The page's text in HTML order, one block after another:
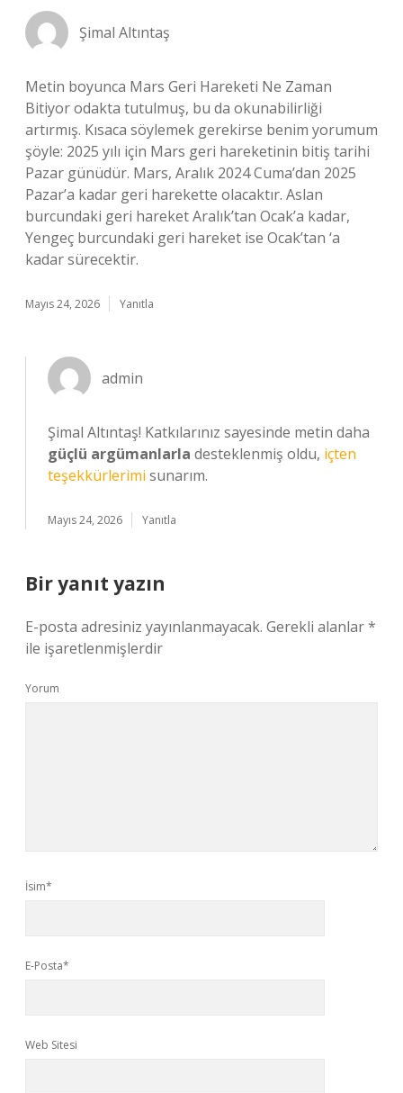
Şimal Altıntaş
Metin boyunca Mars Geri Hareketi Ne Zaman
Bitiyor odakta tutulmuş, bu da okunabilirliği
artırmış. Kısaca söylemek gerekirse benim yorumum
şöyle: 2025 yılı için Mars geri hareketinin bitiş tarihi
Pazar günüdür. Mars, Aralık 2024 Cuma’dan 2025
Pazar’a kadar geri harekette olacaktır. Aslan
burcundaki geri hareket Aralık’tan Ocak’a kadar,
Yengeç burcundaki geri hareket ise Ocak’tan ‘a
kadar sürecektir.
Mayıs 24, 2026 Yanıtla
admin
Şimal Altıntaş! Katkılarınız sayesinde metin daha
güçlü argümanlarla desteklenmiş oldu, içten
teşekkürlerimi sunarım.
Mayıs 24, 2026 Yanıtla
Bir yanıt yazın
E-posta adresiniz yayınlanmayacak. Gerekli alanlar*
ile işaretlenmişlerdir
Yorum
İsim*
E-Posta*
Web Sitesi